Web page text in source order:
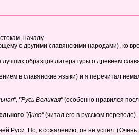
началу.
с другими славянскими народами), ко
образцов литературы о древнем
в славянские языки) и я перечитал
"Русь Великая"(особенно нравился
"Диво"(читал его в русском
Руси. Но, к сожалению, он не успел.